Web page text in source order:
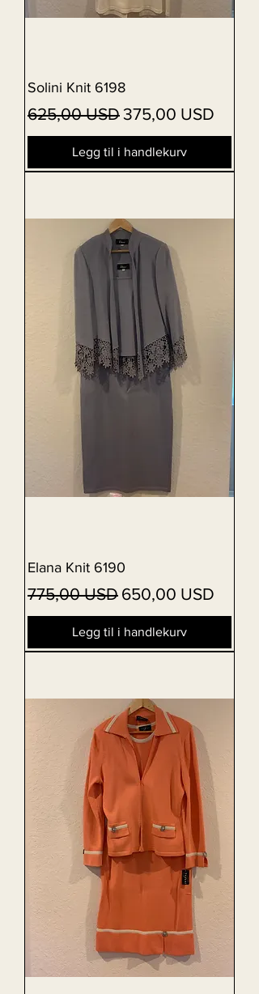
Solini Knit 6198
Vanlig pris
625,00 USDSalgspris
375,00 USD
Legg til i handlekurv
Elana Knit 6190
Vanlig pris
775,00 USD Salgspris
650,00 USD
Legg til i handlekurv